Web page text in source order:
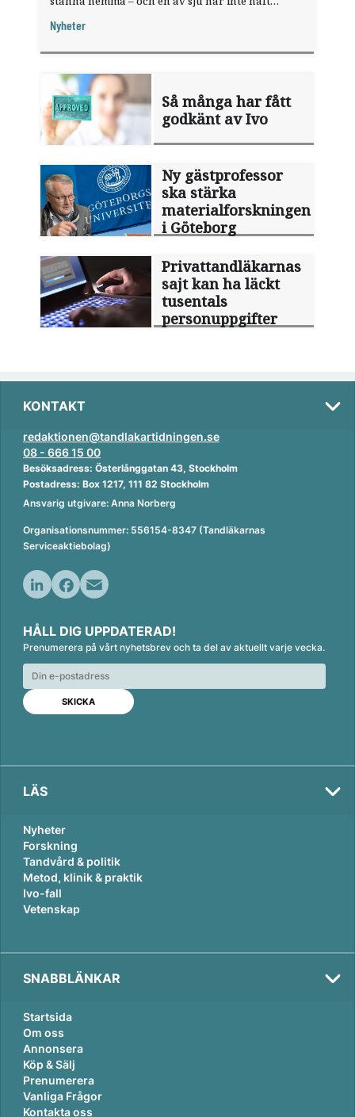
fråga".
Nyheter
Så många har fått
godkänt av Ivo
Ny gästprofessor
ska stärka
materialforskningen
i Göteborg
Privattandläkarnas
sajt kan ha läckt
tusentals
personuppgifter
KONTAKT
redaktionen@tandlakartidningen.se
08 - 666 15 00
Besöksadress: Österlånggatan 43, Stockholm
Postadress: Box 1217, 111 82 Stockholm
Ansvarig utgivare: Anna Norberg
Organisationsnummer: 556154-8347 (Tandläkarnas
Serviceaktiebolag)
n
k
e
d
n
c
e
b
o
o
k
a
i
l
HÅLL DIG UPPDATERAD!
Prenumerera på vårt nyhetsbrev och ta del av aktuellt varje vecka.
LÄS
Nyheter
Forskning
Tandvård & politik
Metod, klinik & praktik
Ivo-fall
Vetenskap
SNABBLÄNKAR
Startsida
Om oss
Annonsera
Köp & Sälj
Prenumerera
Vanliga Frågor
Kontakta oss